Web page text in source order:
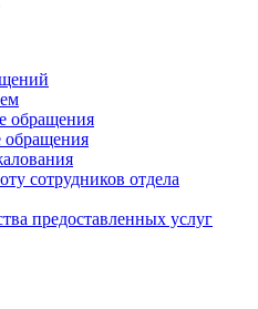
обращения
сотрудников отдела
предоставленных услуг